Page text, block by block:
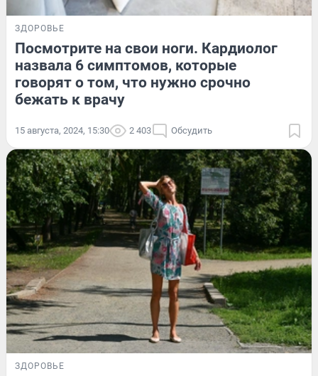
ЗДОРОВЬЕ
Посмотрите на свои ноги. Кардиолог
назвала 6 симптомов, которые
говорят о том, что нужно срочно
бежать к врачу
15 августа, 2024, 15:30 2 403 Обсудить
ЗДОРОВЬЕ